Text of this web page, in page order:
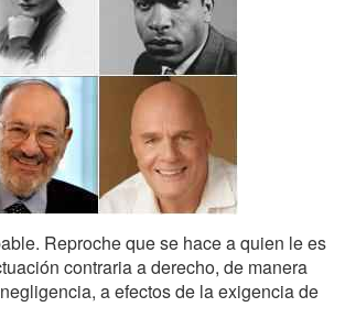
Reproche que se hace a quien le es
contraria a derecho, de manera
a efectos de la exigencia de